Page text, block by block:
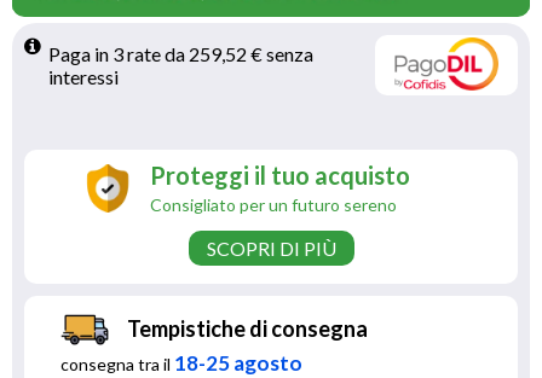
Paga in 3 rate da 259,52 € senza
interessi
Proteggi il tuo acquisto
Consigliato per un futuro sereno
SCOPRI DI PIÙ
Tempistiche di consegna
consegna tra il 18-25 agosto